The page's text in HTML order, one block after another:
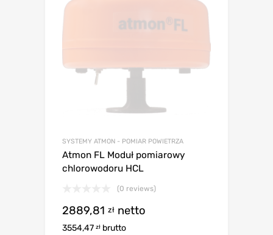
SYSTEMY ATMON - POMIAR POWIETRZA
Atmon FL Moduł pomiarowy
chlorowodoru HCL
(0 reviews)
2889,81 zł netto
3554,47 zł brutto